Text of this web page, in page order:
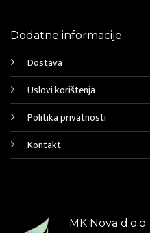
Dodatne informacije
Dostava
Uslovi korištenja
Politika privatnosti
Kontakt
MK Nova d.o.o.